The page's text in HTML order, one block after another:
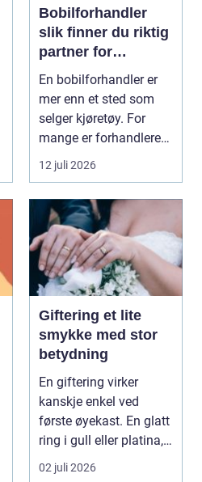
Bobilforhandler
slik finner du riktig
partner for
feriedrømmen
En bobilforhandler er
mer enn et sted som
selger kjøretøy. For
mange er forhandleren
en langsiktig s...
12 juli 2026
Giftering et lite
smykke med stor
betydning
En giftering virker
kanskje enkel ved
første øyekast. En glatt
ring i gull eller platina,
som sjelde...
02 juli 2026